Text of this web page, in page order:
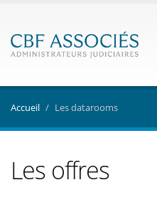
Accueil Les datarooms
Les offres